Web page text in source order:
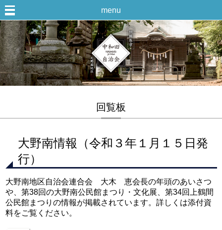
menu
回覧板
大野南情報（令和３年１月１５日発
行）
大野南地区自治会連合会 大木 恵会長の年頭のあいさつ
や、第38回の大野南公民館まつり・文化展、第34回上鶴間
公民館まつりの情報が掲載されています。詳しくは添付資
料をご覧ください。